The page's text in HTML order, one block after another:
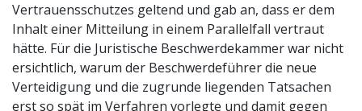
Vertrauensschutzes geltend und gab an, dass er dem
Inhalt einer Mitteilung in einem Parallelfall vertraut
hätte. Für die Juristische Beschwerdekammer war nicht
ersichtlich, warum der Beschwerdeführer die neue
Verteidigung und die zugrunde liegenden Tatsachen
erst so spät im Verfahren vorlegte und damit gegen